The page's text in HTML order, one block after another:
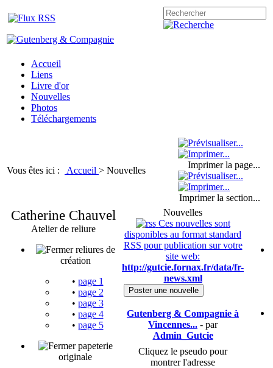
Accueil
Liens
Livre d'or
Nouvelles
Photos
Téléchargements
Vous êtes ici : Accueil > Nouvelles
Imprimer la page...
Imprimer la section...
Catherine Chauvel
Atelier de reliure
reliures de
création
• page 1
• page 2
• page 3
• page 4
• page 5
papeterie
originale
Nouvelles
Ces nouvelles sont
disponibles au format standard
RSS pour publication sur votre
site web:
http://gutcie.fornax.fr/data/fr-
news.xml
Poster une nouvelle
Gutenberg & Compagnie à
Vincennes... - par
Admin_Gutcie
Cliquez le pseudo pour
montrer l'adresse